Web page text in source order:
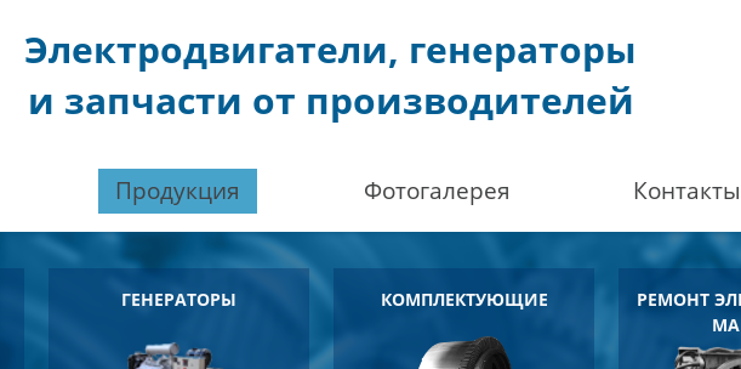
Электродвигатели, генераторы
и запчасти от производителей
Продукция Фотогалерея Контакты
ГЕНЕРАТОРЫ КОМПЛЕКТУЮЩИЕ
РЕМОНТ